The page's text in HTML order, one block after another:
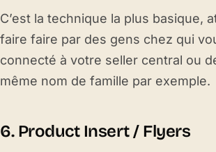
C’est la technique la plus basique,
faire faire par des gens chez qui
connecté à votre seller central ou
même nom de famille par exemple.
6. Product Insert / Flyers